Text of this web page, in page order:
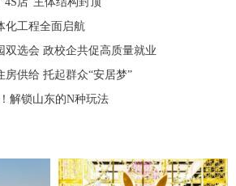
化工程全面启航
双选会 政校企共促高质量就业
房供给 托起群众“安居梦”
解锁山东的N种玩法